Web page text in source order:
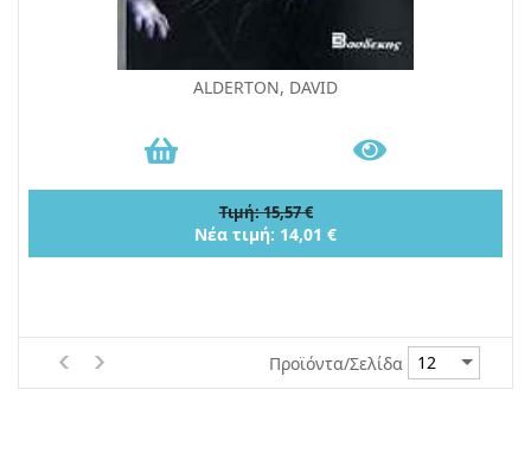
ALDERTON, DAVID
Τιμή: 15,57 €
Νέα τιμή: 14,01 €
Προϊόντα/Σελίδα